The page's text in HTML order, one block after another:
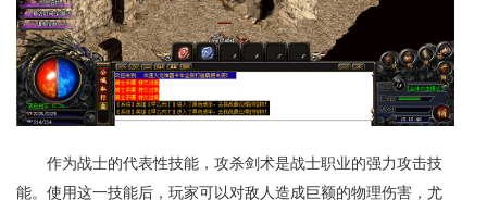
作为战士的代表性技能，攻杀剑术是战士职业的强力攻击技
能。使用这一技能后，玩家可以对敌人造成巨额的物理伤害，尤